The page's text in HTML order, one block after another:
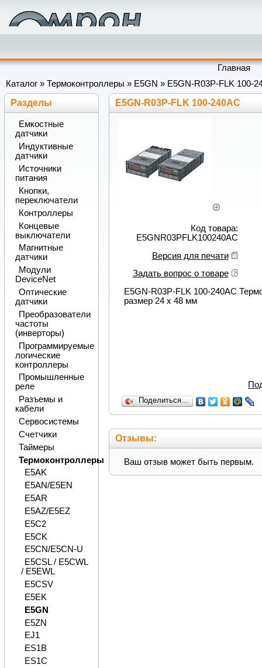
Главная
Каталог » Термоконтроллеры » E5GN » E5GN-R03P-FLK 100-
E5GN-R03P-FLK 100-240AC
Код товара:
E5GNR03PFLK100240AC
Версия для печати
Задать вопрос о товаре
E5GN-R03P-FLK 100-240AC
размер 24 х 48 мм
Поделиться…
Отзывы:
Ваш отзыв может быть первым.
Разделы
Емкостные
датчики
Индуктивные
датчики
Источники
питания
Кнопки,
переключатели
Контроллеры
Концевые
выключатели
Магнитные
датчики
Модули
DeviceNet
Оптические
датчики
Преобразователи
частоты
(инверторы)
Программируемые
логические
контроллеры
Промышленные
реле
Разъемы и
кабели
Сервосистемы
Счетчики
Таймеры
Термоконтроллеры
E5AK
E5AN/E5EN
E5AR
E5AZ/E5EZ
E5C2
E5CK
E5CN/E5CN-U
E5CSL / E5CWL
/ E5EWL
E5CSV
E5EK
E5GN
E5ZN
EJ1
ES1B
ES1C